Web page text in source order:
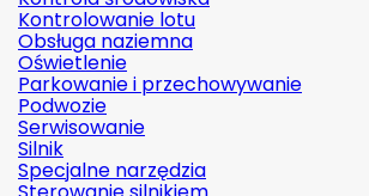
Kontrolowanie lotu
Obsługa naziemna
Oświetlenie
Parkowanie i przechowywanie
Podwozie
Serwisowanie
Silnik
Specjalne narzędzia